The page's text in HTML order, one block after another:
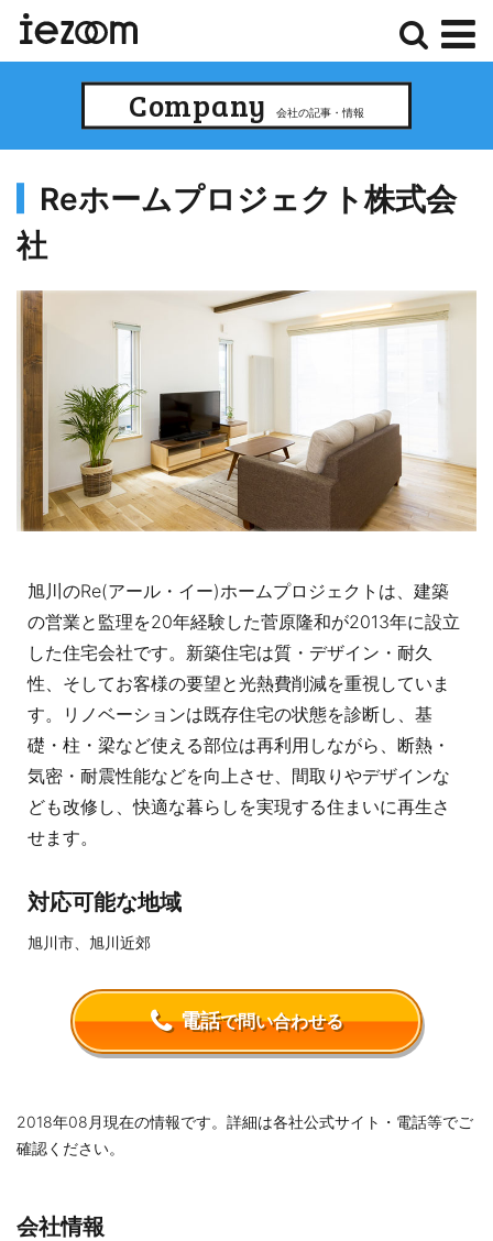
ュ
Company 会社の記事・情報
Reホームプロジェクト株式会
社
旭川のRe(アール・イー)ホームプロジェクトは、建築
の営業と監理を20年経験した菅原隆和が2013年に設立
した住宅会社です。新築住宅は質・デザイン・耐久
性、そしてお客様の要望と光熱費削減を重視していま
す。リノベーションは既存住宅の状態を診断し、基
礎・柱・梁など使える部位は再利用しながら、断熱・
気密・耐震性能などを向上させ、間取りやデザインな
ども改修し、快適な暮らしを実現する住まいに再生さ
せます。
対応可能な地域
旭川市、旭川近郊
電話で問い合わせる
2018年08月現在の情報です。詳細は各社公式サイト・電話等でご
確認ください。
会社情報